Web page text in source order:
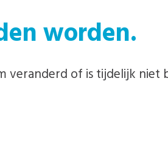
worden.
veranderd of is tijdelijk niet